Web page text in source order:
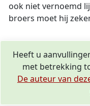
ook niet vernoemd
broers moet hij
Heeft u
met betrekking
De auteur van